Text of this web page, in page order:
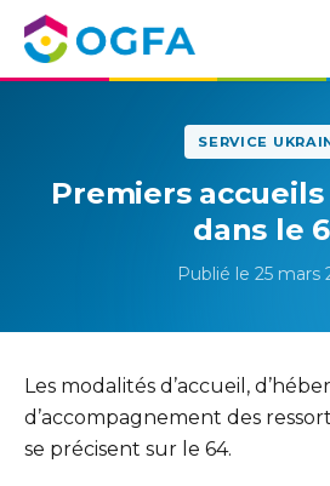
SERVICE
Premiers
dans le
Publié le 25 mars
Les modalités d’accueil,
d’accompagnement des
se précisent sur le 64.